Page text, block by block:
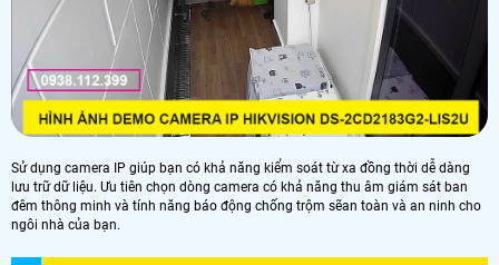
Sử dụng camera IP giúp bạn có khả năng kiểm soát từ xa đồng thời dễ dàng
lưu trữ dữ liệu. Ưu tiên chọn dòng camera có khả năng thu âm giám sát ban
đêm thông minh và tính năng báo động chống trộm sẽan toàn và an ninh cho
ngôi nhà của bạn.